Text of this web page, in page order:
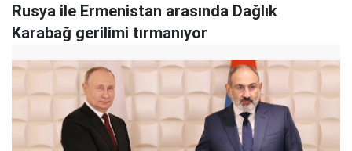
Rusya ile Ermenistan arasında Dağlık
Karabağ gerilimi tırmanıyor